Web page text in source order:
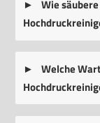
Wie
Welche